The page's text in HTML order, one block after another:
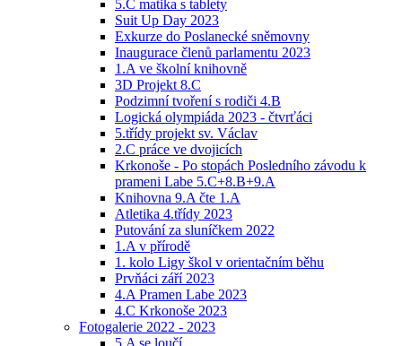
5.C matika s tablety
Suit Up Day 2023
Exkurze do Poslanecké sněmovny
Inaugurace členů parlamentu 2023
1.A ve školní knihovně
3D Projekt 8.C
Podzimní tvoření s rodiči 4.B
Logická olympiáda 2023 - čtvrťáci
5.třídy projekt sv. Václav
2.C práce ve dvojicích
Krkonoše - Po stopách Posledního závodu k
prameni Labe 5.C+8.B+9.A
Knihovna 9.A čte 1.A
Atletika 4.třídy 2023
Putování za sluníčkem 2022
1.A v přírodě
1. kolo Ligy škol v orientačním běhu
Prvňáci září 2023
4.A Pramen Labe 2023
4.C Krkonoše 2023
Fotogalerie 2022 - 2023